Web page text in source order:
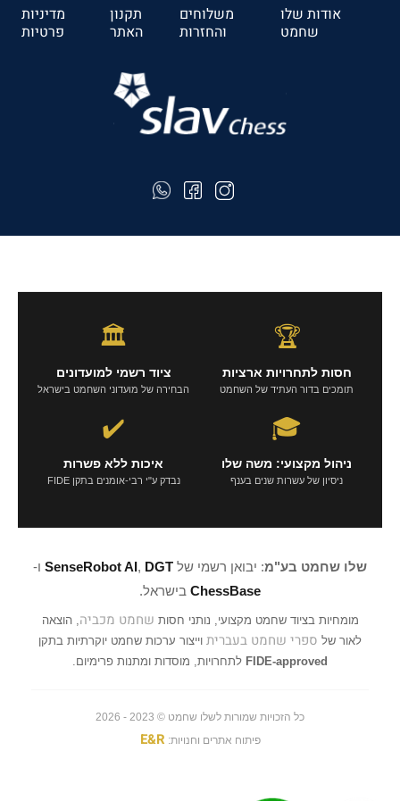
אודות שלו
שחמט
משלוחים
והחזרות
תקנון
האתר
מדיניות
פרטיות
🏆
חסות לתחרויות ארציות
תומכים בדור העתיד של השחמט
🏛️
ציוד רשמי למועדונים
הבחירה של מועדוני השחמט בישראל
🎓
ניהול מקצועי: משה שלו
ניסיון של עשרות שנים בענף
✔️
איכות ללא פשרות
נבדק ע"י רבי-אומנים בתקן FIDE
שלו שחמט בע"מ: יבואן רשמי של SenseRobot AI, DGT
ו-
ChessBase בישראל.
מומחיות בציוד שחמט מקצועי, נותני חסות שחמט מכביה , הוצאה
לאור של ספרי שחמט בעברית וייצור ערכות שחמט יוקרתיות בתקן
FIDE-approved לתחרויות, מוסדות ומתנות פרימיום.
כל הזכויות שמורות לשלו שחמט © 2023 - 2026
פיתוח אתרים וחנויות: E&R